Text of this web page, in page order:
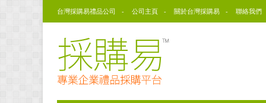
台灣採購易禮品公司 公司主頁 關於台灣採購易 聯絡我們